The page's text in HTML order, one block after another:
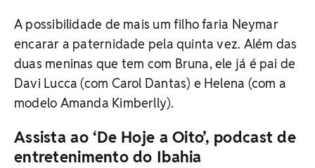
A possibilidade de mais um filho faria Neymar
encarar a paternidade pela quinta vez. Além das
duas meninas que tem com Bruna, ele já é pai de
Davi Lucca (com Carol Dantas) e Helena (com a
modelo Amanda Kimberlly).
Assista ao ‘De Hoje a Oito’, podcast de
entretenimento do Ibahia